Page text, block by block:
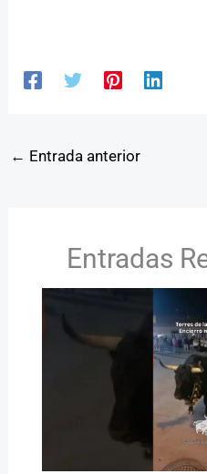
← Entrada anterior
Entradas